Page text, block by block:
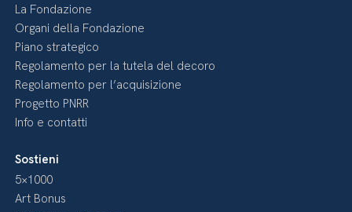
La Fondazione
Organi della Fondazione
Piano strategico
Regolamento per la tutela del decoro
Regolamento per l’acquisizione
Progetto PNRR
Info e contatti
Sostieni
5×1000
Art Bonus